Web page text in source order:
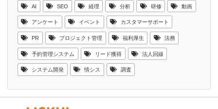
AI SEO 経理 分析 研修 動画
アンケート イベント カスタマーサポート
PR プロジェクト管理 福利厚生 法務
予約管理システム リード獲得 法人回線
システム開発 情シス 調査